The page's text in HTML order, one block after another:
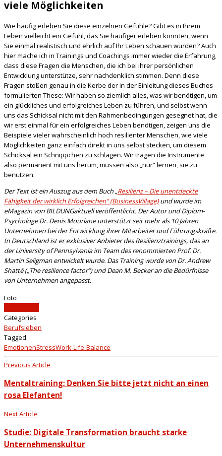
viele Möglichkeiten
Wie häufig erleben Sie diese einzelnen Gefühle? Gibt es in Ihrem
Leben vielleicht ein Gefühl, das Sie häufiger erleben könnten, wenn
Sie einmal realistisch und ehrlich auf Ihr Leben schauen würden? Auch
hier mache ich in Trainings und Coachings immer wieder die Erfahrung,
dass diese Fragen die Menschen, die ich bei ihrer persönlichen
Entwicklung unterstütze, sehr nachdenklich stimmen. Denn diese
Fragen stoßen genau in die Kerbe der in der Einleitung dieses Buches
formulierten These: Wir haben so ziemlich alles, was wir benötigen, um
ein glückliches und erfolgreiches Leben zu führen, und selbst wenn
uns das Schicksal nicht mit den Rahmenbedingungen gesegnet hat, die
wir erst einmal für ein erfolgreiches Leben benötigen, zeigen uns die
Beispiele vieler wahrscheinlich hoch resilienter Menschen, wie viele
Möglichkeiten ganz einfach direkt in uns selbst stecken, um diesem
Schicksal ein Schnippchen zu schlagen. Wir tragen die Instrumente
also permanent mit uns herum, müssen also „nur“ lernen, sie zu
benutzen.
Der Text ist ein Auszug aus dem Buch „Resilienz – Die unentdeckte
Fähigkeit der wirklich Erfolgreichen“ (BusinessVillage)und wurde im
eMagazin von BILDUNGaktuell veröffentlicht. Der Autor und Diplom-
Psychologe Dr. Denis Mourlane unterstützt seit mehr als 10 Jahren
Unternehmen bei der Entwicklung ihrer Mitarbeiter und Führungskräfte.
In Deutschland ist er exklusiver Anbieter des Resilienztrainings, das an
der University of Pennsylvania im Team des renommierten Prof. Dr.
Martin Seligman entwickelt wurde. Das Training wurde von Dr. Andrew
Shatté („The resilience factor“) und Dean M. Becker an die Bedürfnisse
von Unternehmen angepasst.
Foto
Categories
Berufsleben
Tagged
EmotionenStressWork-Life-Balance
Previous Article
Mentaltraining: Denken Sie bitte jetzt nicht an einen
rosa Elefanten!
Next Article
Studie: Digitale Transformation braucht starke
Unternehmenskultur